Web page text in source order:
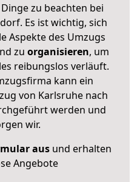
zu beachten bei
Es ist wichtig, sich
Aspekte des Umzugs
zu organisieren, um
reibungslos verläuft.
kann ein
von Karlsruhe nach
werden und
wir.
ausund erhalten
Angebote